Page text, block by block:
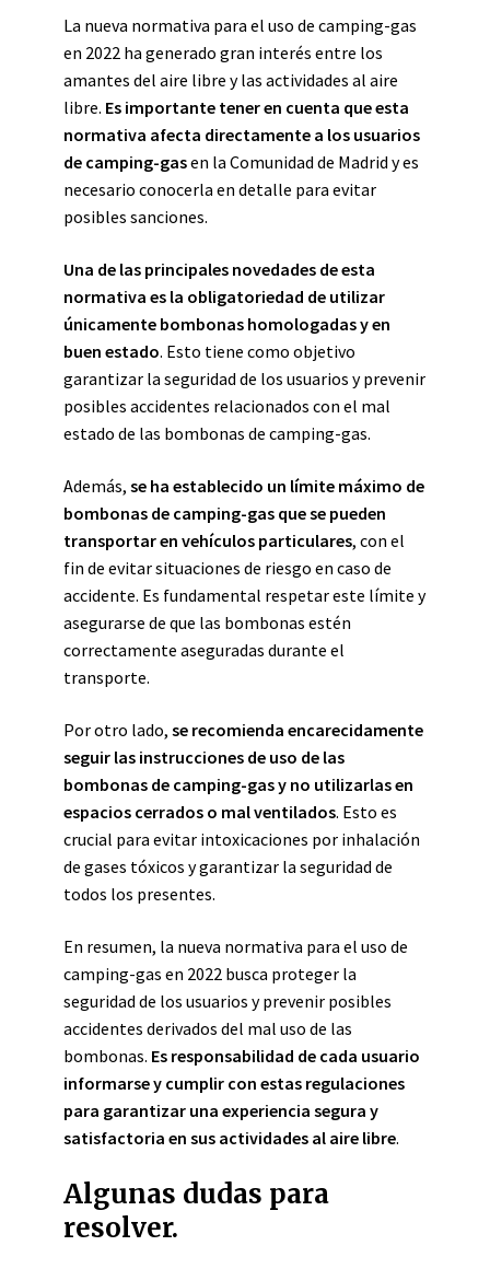
La nueva normativa para el uso de camping-gas
en 2022 ha generado gran interés entre los
amantes del aire libre y las actividades al aire
libre. Es importante tener en cuenta que esta
normativa afecta directamente a los usuarios
de camping-gasen la Comunidad de Madrid y es
necesario conocerla en detalle para evitar
posibles sanciones.
Una de las principales novedades de esta
normativa es la obligatoriedad de utilizar
únicamente bombonas homologadas y en
buen estado. Esto tiene como objetivo
garantizar la seguridad de los usuarios y prevenir
posibles accidentes relacionados con el mal
estado de las bombonas de camping-gas.
Además, se ha establecido un límite máximo de
bombonas de camping-gas que se pueden
transportar en vehículos particulares, con el
fin de evitar situaciones de riesgo en caso de
accidente. Es fundamental respetar este límite y
asegurarse de que las bombonas estén
correctamente aseguradas durante el
transporte.
Por otro lado, se recomienda encarecidamente
seguir las instrucciones de uso de las
bombonas de camping-gas y no utilizarlas en
espacios cerrados o mal ventilados. Esto es
crucial para evitar intoxicaciones por inhalación
de gases tóxicos y garantizar la seguridad de
todos los presentes.
En resumen, la nueva normativa para el uso de
camping-gas en 2022 busca proteger la
seguridad de los usuarios y prevenir posibles
accidentes derivados del mal uso de las
bombonas. Es responsabilidad de cada usuario
informarse y cumplir con estas regulaciones
para garantizar una experiencia segura y
satisfactoria en sus actividades al aire libre.
Algunas dudas para
resolver.